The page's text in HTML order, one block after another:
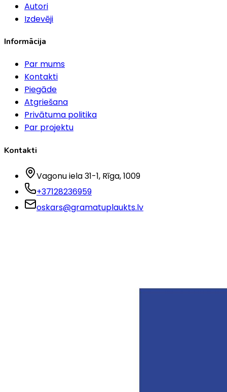
Autori
Izdevēji
Informācija
Par mums
Kontakti
Piegāde
Atgriešana
Privātuma politika
Par projektu
Kontakti
Vagonu iela 31-1, Rīga, 1009
+37128236959
oskars@gramatuplaukts.lv